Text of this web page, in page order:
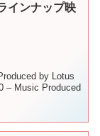
インナップ映
by Lotus
– Music Produced